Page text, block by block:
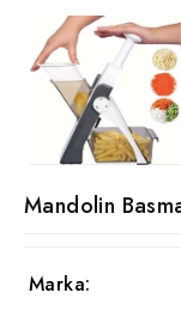
Mandolin
Marka: